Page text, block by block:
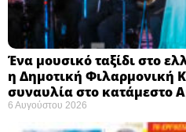
Ένα μουσικό ταξίδι στο
η Δημοτική Φιλαρμονική
συναυλία στο κατάμεστο
6 Αυγούστου 2026